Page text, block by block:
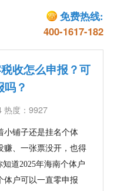
免费热线:
400-1617-182
收怎么申报？可
？
热度：9927
小铺子还是挂名个体
赚、一张票没开，也得
道2025年海南个体户
体户可以一直零申报